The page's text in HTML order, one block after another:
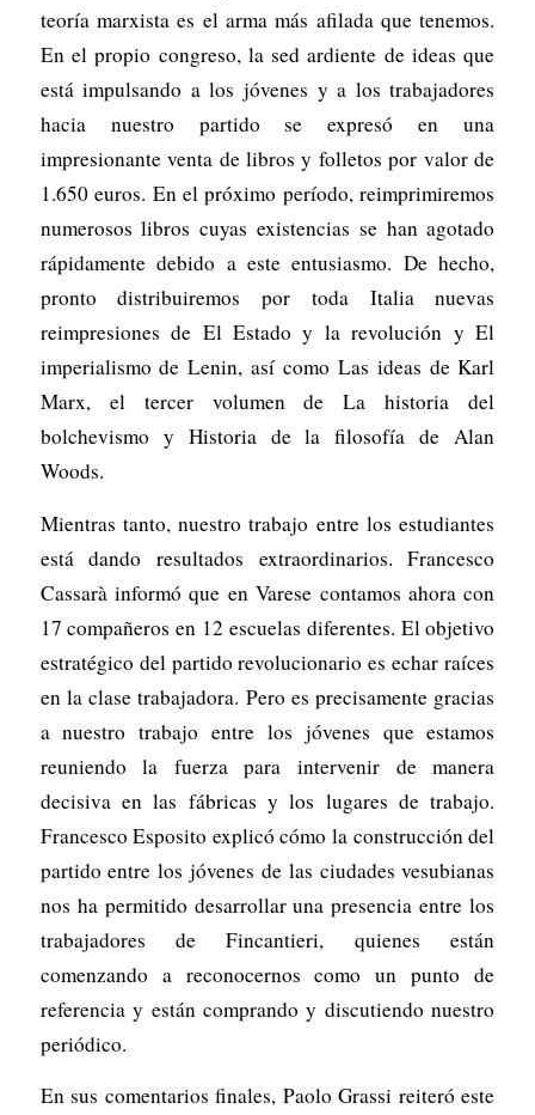
teoría marxista es el arma más afilada que tenemos.
En el propio congreso, la sed ardiente de ideas que
está impulsando a los jóvenes y a los trabajadores
hacia nuestro partido se expresó en una
impresionante venta de libros y folletos por valor de
1.650 euros. En el próximo período, reimprimiremos
numerosos libros cuyas existencias se han agotado
rápidamente debido a este entusiasmo. De hecho,
pronto distribuiremos por toda Italia nuevas
reimpresiones de El Estado y la revolución yEl
imperialismo de Lenin, así como Las ideas de Karl
Marx, el tercer volumen deLa historia del
bolchevismo y Historia de la filosofía de Alan
Woods.
Mientras tanto, nuestro trabajo entre los estudiantes
está dando resultados extraordinarios. Francesco
Cassarà informó que en Varese contamos ahora con
17 compañeros en 12 escuelas diferentes. El objetivo
estratégico del partido revolucionario es echar raíces
en la clase trabajadora. Pero es precisamente gracias
a nuestro trabajo entre los jóvenes que estamos
reuniendo la fuerza para intervenir de manera
decisiva en las fábricas y los lugares de trabajo.
Francesco Esposito explicó cómo la construcción del
partido entre los jóvenes de las ciudades vesubianas
nos ha permitido desarrollar una presencia entre los
trabajadores de Fincantieri, quienes están
comenzando a reconocernos como un punto de
referencia y están comprando y discutiendo nuestro
periódico.
En sus comentarios finales, Paolo Grassi reiteró este